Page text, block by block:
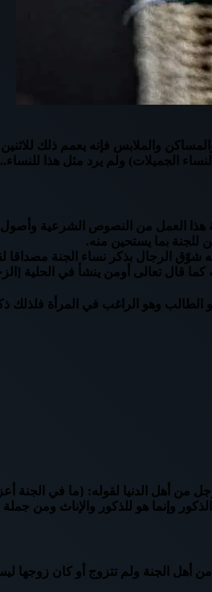
والملابس فإنه يعمم ذلك
الجميلات) ولم يرد مثل هذا
للجنة بما يستحين منه.
شوّق الرجال بذكر نساء الجنة
قال تعالى أومن ينشأ في الحلية
هو الطالب وهو الراغب في المرأة
من أهل الدنيا لقوله: {ما في الجنة
وإنما هو للذكور والإناث ومن جملة
من أهل الجنة ولم تتزوج أو كان